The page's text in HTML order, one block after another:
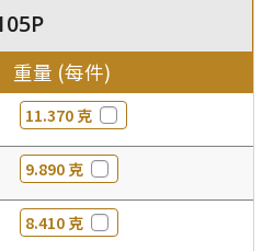
重量 (每件)
11.370 克
9.890 克
8.410 克